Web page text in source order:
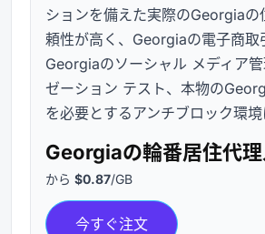
ションを備えた実際のGeorgiaの
頼性が高く、Georgiaの電子商取
Georgiaのソーシャル メディア
ゼーション テスト、本物の
を必要とするアンチブロック環境
Georgiaの輪番居住代理
から $0.87/GB
今すぐ注文